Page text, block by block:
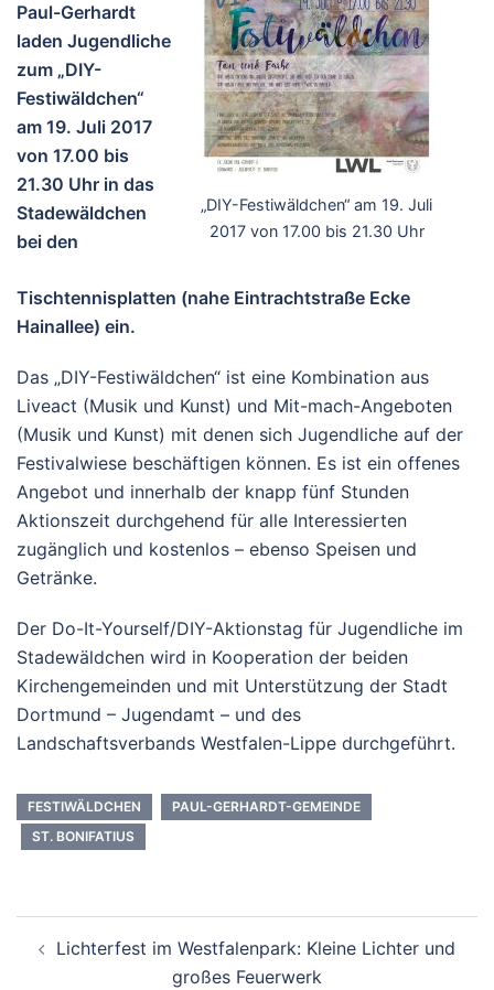
„DIY-Festiwäldchen“ am 19. Juli
2017 von 17.00 bis 21.30 Uhr
Paul-Gerhardt
laden Jugendliche
zum „DIY-
Festiwäldchen“
am 19. Juli 2017
von 17.00 bis
21.30 Uhr in das
Stadewäldchen
bei den
Tischtennisplatten (nahe Eintrachtstraße Ecke
Hainallee) ein.
Das „DIY-Festiwäldchen“ ist eine Kombination aus
Liveact (Musik und Kunst) und Mit-mach-Angeboten
(Musik und Kunst) mit denen sich Jugendliche auf der
Festivalwiese beschäftigen können. Es ist ein offenes
Angebot und innerhalb der knapp fünf Stunden
Aktionszeit durchgehend für alle Interessierten
zugänglich und kostenlos – ebenso Speisen und
Getränke.
Der Do-It-Yourself/DIY-Aktionstag für Jugendliche im
Stadewäldchen wird in Kooperation der beiden
Kirchengemeinden und mit Unterstützung der Stadt
Dortmund – Jugendamt – und des
Landschaftsverbands Westfalen-Lippe durchgeführt.
FESTIWÄLDCHEN
PAUL-GERHARDT-GEMEINDE
ST. BONIFATIUS
Navigation
Lichterfest im Westfalenpark: Kleine Lichter und
großes Feuerwerk